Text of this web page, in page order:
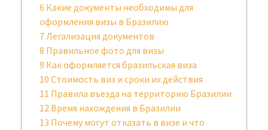
6 Какие документы необходимы для
оформления визы в Бразилию
7Легализация документов
8 Правильное фото для визы
9 Как оформляется бразильская виза
10 Стоимость виз и сроки их действия
11 Правила въезда на территорию Бразилии
12 Время нахождения в Бразилии
13 Почему могут отказать в визе и что